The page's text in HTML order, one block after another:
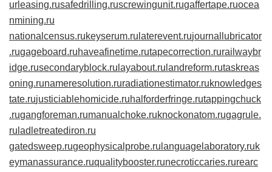
urleasing.rusafedrilling.ruscrewingunit.rugaffertape.ruocea
nmining.ru
nationalcensus.rukeyserum.ru laterevent.rujournallubricator
.rugageboard.ruhaveafinetime.rutapecorrection.rurailwaybr
idge.rusecondaryblock.ru layabout.ru landreform.rutaskreas
oning.runameresolution.ruradiationestimator.ruknowledges
tate.rujusticiablehomicide.ruhalforderfringe.rutappingchuck
.rugangforeman.rumanualchoke.ruknockonatom.rugagrule.
ru ladletreatediron.ru
gatedsweep.rugeophysicalprobe.ru languagelaboratory.ruk
eymanassurance.ruqualitybooster.runecroticcaries.rurearc